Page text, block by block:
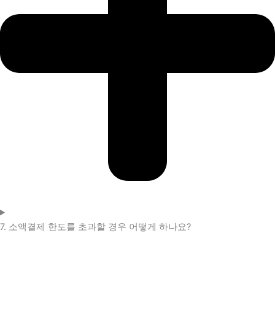
7. 소액결제 한도를 초과할 경우 어떻게 하나요?